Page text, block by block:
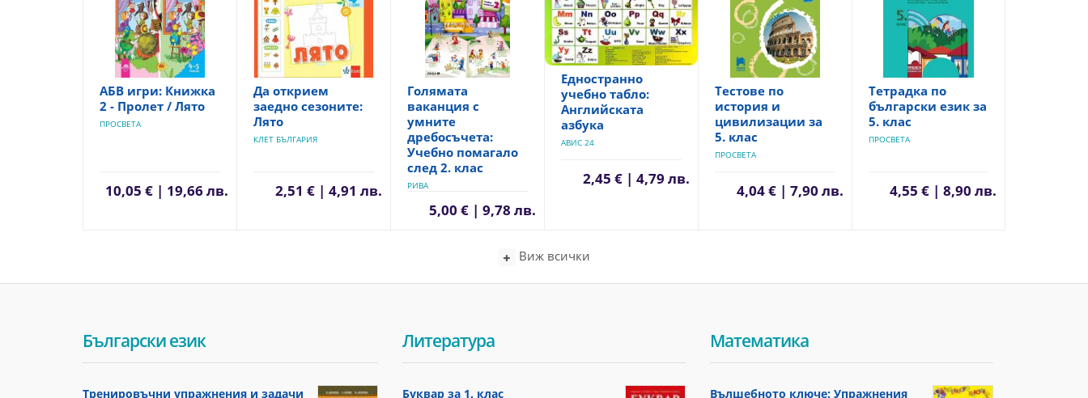
АБВ игри: Книжка
2 - Пролет / Лято
ПРОСВЕТА
10,05 € | 19,66 лв.
Да открием
заедно сезоните:
Лято
КЛЕТ БЪЛГАРИЯ
2,51 € | 4,91 лв.
Голямата
ваканция с
умните
дребосъчета:
Учебно помагало
след 2. клас
РИВА
5,00 € | 9,78 лв.
Едностранно
учебно табло:
Английската
азбука
АВИС 24
2,45 € | 4,79 лв.
Тестове по
история и
цивилизации за
5. клас
ПРОСВЕТА
4,04 € | 7,90 лв.
Тетрадка по
български език за
5. клас
ПРОСВЕТА
4,55 € | 8,90 лв.
Виж всички
Български език
Тренировъчни упражнения и задачи
Литература
Буквар за 1. клас
Математика
Вълшебното ключе: Упражнения